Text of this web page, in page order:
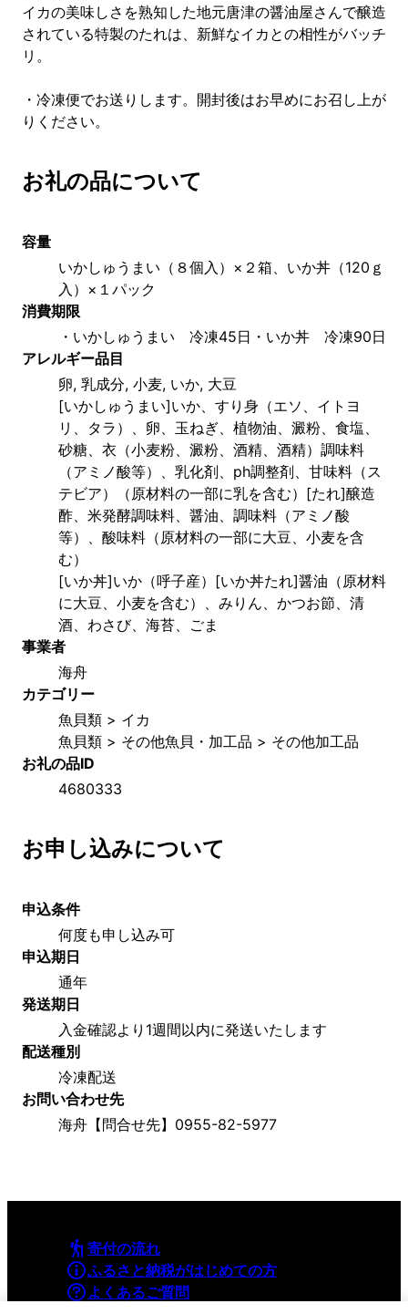
イカの美味しさを熟知した地元唐津の醤油屋さんで醸造
されている特製のたれは、新鮮なイカとの相性がバッチ
リ。
・冷凍便でお送りします。開封後はお早めにお召し上が
りください。
お礼の品について
容量
いかしゅうまい（８個入）×２箱、いか丼（120ｇ
入）×１パック
消費期限
・いかしゅうまい　冷凍45日・いか丼　冷凍90日
アレルギー品目
卵, 乳成分, 小麦, いか, 大豆
[いかしゅうまい]いか、すり身（エソ、イトヨ
リ、タラ）、卵、玉ねぎ、植物油、澱粉、食塩、
砂糖、衣（小麦粉、澱粉、酒精、酒精）調味料
（アミノ酸等）、乳化剤、ph調整剤、甘味料（ス
テビア）（原材料の一部に乳を含む）[たれ]醸造
酢、米発酵調味料、醤油、調味料（アミノ酸
等）、酸味料（原材料の一部に大豆、小麦を含
む）
[いか丼]いか（呼子産）[いか丼たれ]醤油（原材料
に大豆、小麦を含む）、みりん、かつお節、清
酒、わさび、海苔、ごま
事業者
海舟
カテゴリー
魚貝類 > イカ
魚貝類 > その他魚貝・加工品 > その他加工品
お礼の品ID
4680333
お申し込みについて
申込条件
何度も申し込み可
申込期日
通年
発送期日
入金確認より1週間以内に発送いたします
配送種別
冷凍配送
お問い合わせ先
海舟【問合せ先】0955-82-5977
寄付の流れ
ふるさと納税がはじめての方
よくあるご質問